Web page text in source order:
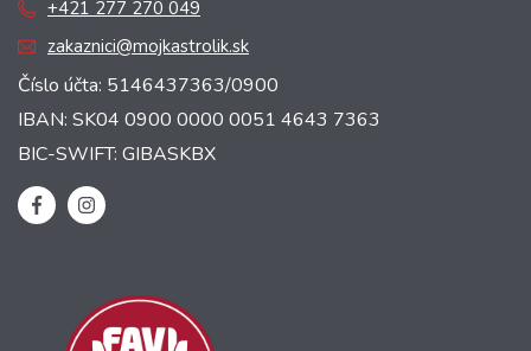
+421 277 270 049
zakaznici@mojkastrolik.sk
Číslo účta: 5146437363/0900
IBAN: SK04 0900 0000 0051 4643 7363
BIC-SWIFT: GIBASKBX